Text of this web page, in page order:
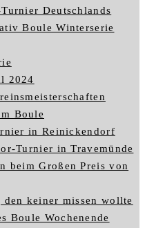
Deutschlands
Boule Winterserie
2024
Boule
in Reinickendorf
Turnier in Travemünde
beim Großen Preis von
den keiner missen wollte
Boule Wochenende